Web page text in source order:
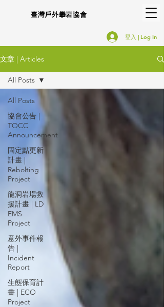
臺灣戶外攀岩協會
登入 | Log In
文章 | Articles
All Posts
協會公告 |
TOCC
Announcement
固定點更新
計畫 |
Rebolting
Project
龍洞岩場救
援計畫 | LD
EMS
Project
意外事件報
告 |
Incident
Report
生態保育計
畫 | ECO
Project
All Posts